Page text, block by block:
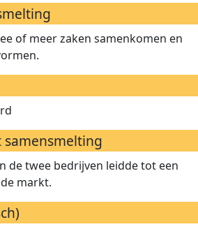
of meer zaken samenkomen en
de twee bedrijven leidde tot een
markt.